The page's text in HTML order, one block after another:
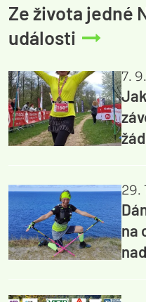
Ze života jedné
události
7.
29.
na